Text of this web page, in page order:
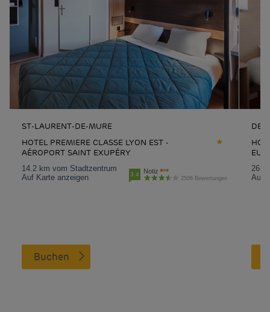
ST-LAURENT-DE-MURE
HOTEL PREMIERE CLASSE LYON EST -
AÉROPORT SAINT EXUPÉRY
14.2 km vom Stadtzentrum
Auf Karte anzeigen
3.4 Notiz
2506 Bewertungen
Buchen
26.3
Auf